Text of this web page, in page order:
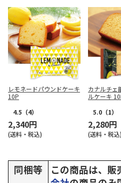
レモネードパウンドケーキ
10P
4.5 （4）
2,340円
(送料・税込)
カナルチェ
ルケーキ
5.0 （1）
2,280円
(送料・税込)
同梱等 この商品は、販